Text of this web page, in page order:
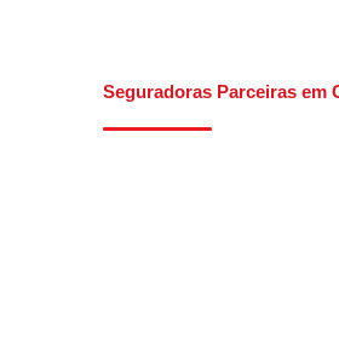
Seguradoras Parceiras em